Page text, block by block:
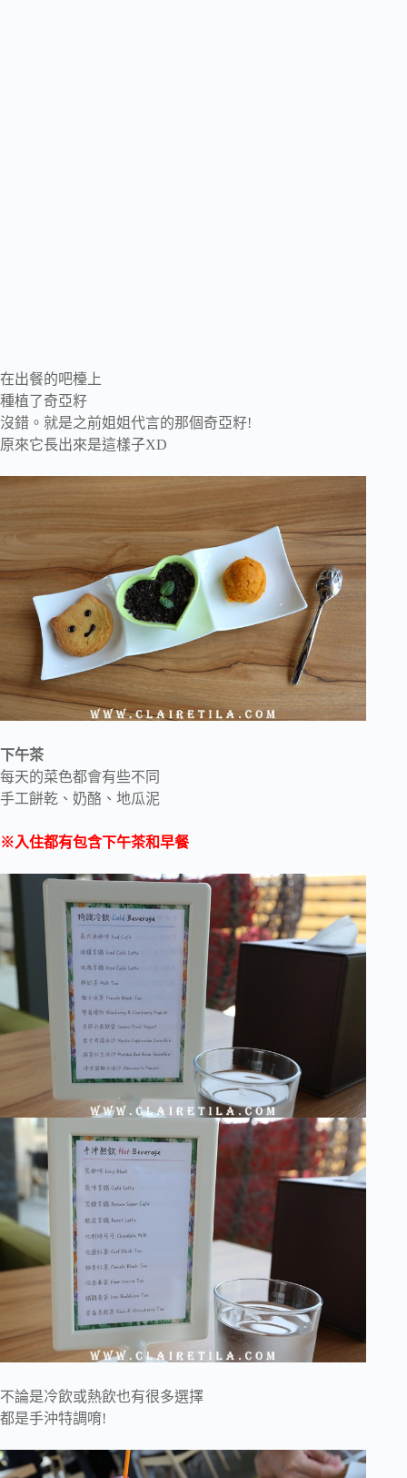
在出餐的吧檯上
種植了奇亞籽
沒錯。就是之前姐姐代言的那個奇亞籽!
原來它長出來是這樣子XD
下午茶
每天的菜色都會有些不同
手工餅乾、奶酪、地瓜泥
※入住都有包含下午茶和早餐
不論是冷飲或熱飲也有很多選擇
都是手沖特調唷!